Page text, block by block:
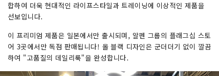
합하여 더욱 현대적인 라이프스타일과 트레이닝에 이상적인 제품을
선보입니다.
이 프리미엄 제품은 일본에서만 출시되며, 알펜 그룹의 플래그십 스토
어 3곳에서만 독점 판매됩니다! 올 블랙 디자인은 군더더기 없이 깔끔
하여 "고품질의 데일리룩"을 완성합니다.